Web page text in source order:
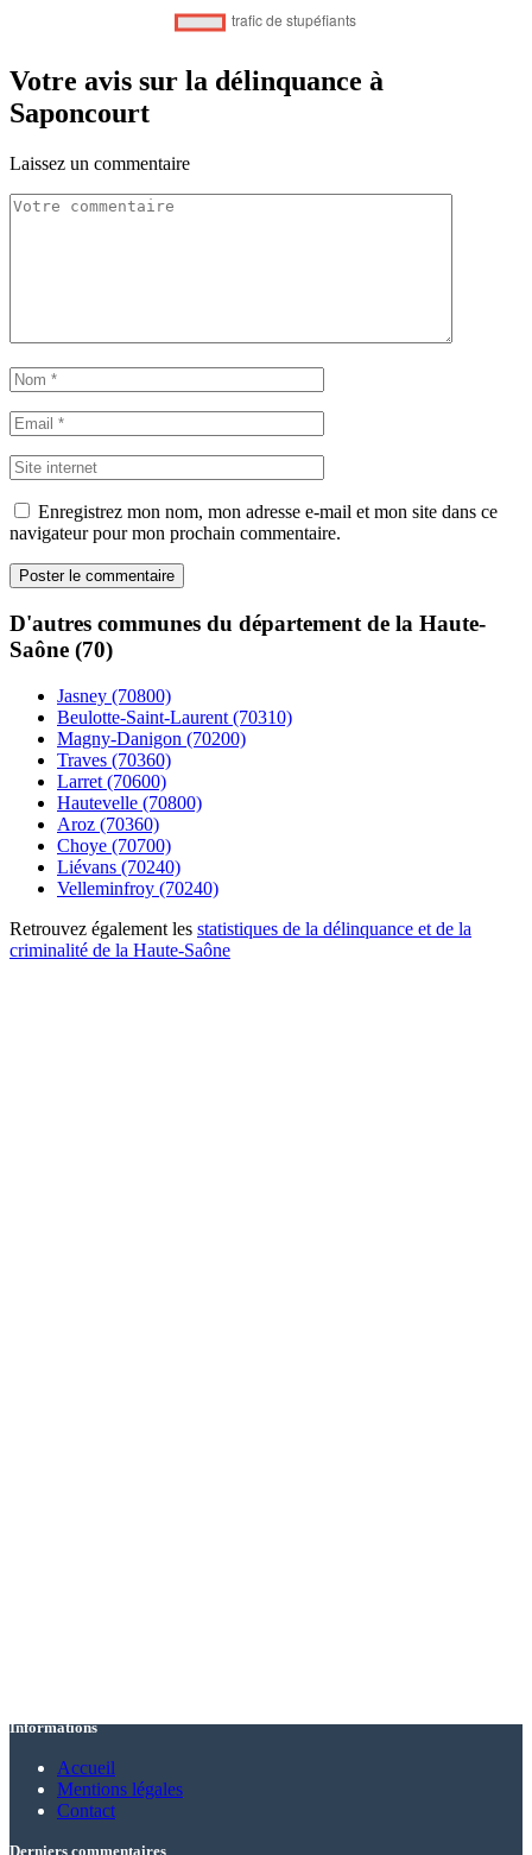
Votre avis sur la délinquance à
Saponcourt
Laissez un commentaire
Enregistrez mon nom, mon adresse e-mail et mon site dans ce
navigateur pour mon prochain commentaire.
D'autres communes du département de la Haute-
Saône (70)
Jasney (70800)
Beulotte-Saint-Laurent (70310)
Magny-Danigon (70200)
Traves (70360)
Larret (70600)
Hautevelle (70800)
Aroz (70360)
Choye (70700)
Liévans (70240)
Velleminfroy (70240)
Retrouvez également les statistiques de la délinquance et de la
criminalité de la Haute-Saône
Informations
Accueil
Mentions légales
Contact
Derniers commentaires